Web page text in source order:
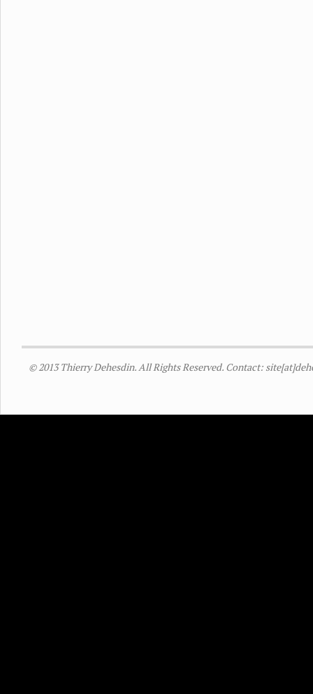
© 2013 Thierry Dehesdin. All Rights Reserved. Contact: